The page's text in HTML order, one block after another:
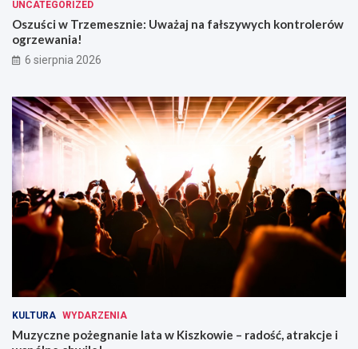
i
a
ż
y
a
!
t
r
o
l
ó
w
o
g
r
z
e
w
a
UNCATEGORIZED
Oszuści w Trzemesznie: Uważaj na fałszywych kontrolerów
ogrzewania!
6 sierpnia 2026
KULTURA WYDARZENIA
Muzyczne pożegnanie lata w Kiszkowie – radość, atrakcje i